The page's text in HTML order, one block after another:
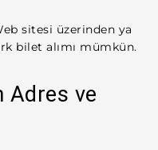
sitesi üzerinden ya
bilet alımı mümkün.
Adres ve